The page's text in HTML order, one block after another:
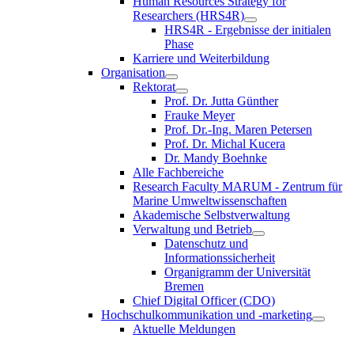
Researchers (HRS4R)
HRS4R - Ergebnisse der initialen
Phase
Karriere und Weiterbildung
Organisation
Rektorat
Prof. Dr. Jutta Günther
Frauke Meyer
Prof. Dr.-Ing. Maren Petersen
Prof. Dr. Michal Kucera
Dr. Mandy Boehnke
Alle Fachbereiche
Research Faculty MARUM - Zentrum für
Marine Umweltwissenschaften
Akademische Selbstverwaltung
Verwaltung und Betrieb
Datenschutz und
Informationssicherheit
Organigramm der Universität
Bremen
Chief Digital Officer (CDO)
Hochschulkommunikation und -marketing
Aktuelle Meldungen